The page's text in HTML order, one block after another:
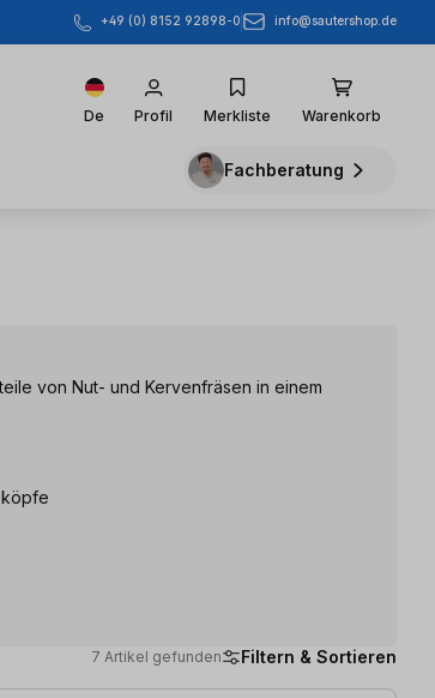
+49 (0) 8152 92898-0 info@sautershop.de
De Profil Merkliste Warenkorb
Fachberatung
von Nut- und Kervenfräsen in einem
7 Artikel gefunden Filtern & Sortieren